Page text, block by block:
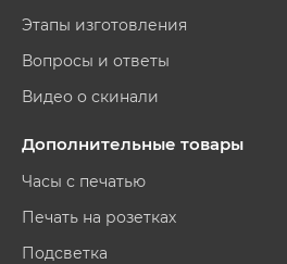
Этапы изготовления
Вопросы и ответы
Видео о скинали
Дополнительные товары
Часы с печатью
Печать на розетках
Подсветка